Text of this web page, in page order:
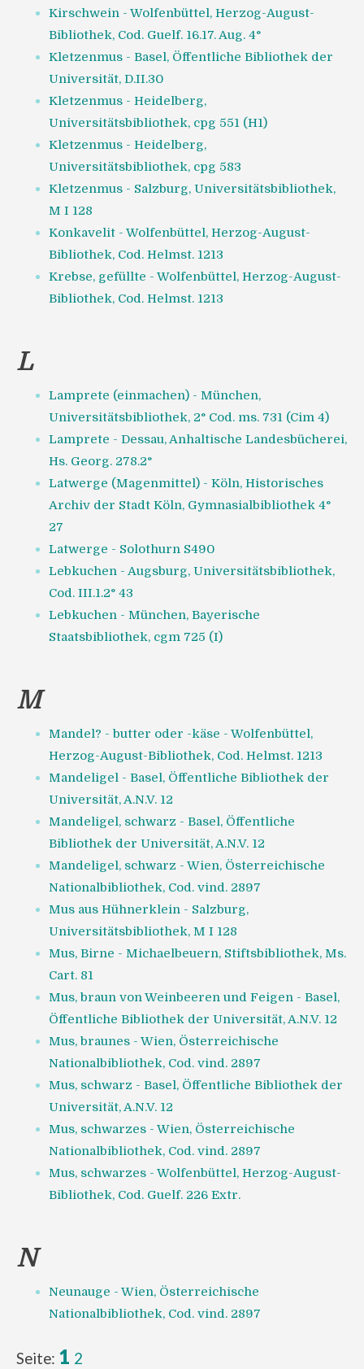
Kirschwein - Wolfenbüttel, Herzog-August-
Bibliothek, Cod. Guelf. 16.17. Aug. 4°
Kletzenmus - Basel, Öffentliche Bibliothek der
Universität, D.II.30
Kletzenmus - Heidelberg,
Universitätsbibliothek, cpg 551 (H1)
Kletzenmus - Heidelberg,
Universitätsbibliothek, cpg 583
Kletzenmus - Salzburg, Universitätsbibliothek,
M I 128
Konkavelit - Wolfenbüttel, Herzog-August-
Bibliothek, Cod. Helmst. 1213
Krebse, gefüllte - Wolfenbüttel, Herzog-August-
Bibliothek, Cod. Helmst. 1213
L
Lamprete (einmachen) - München,
Universitätsbibliothek, 2° Cod. ms. 731 (Cim 4)
Lamprete - Dessau, Anhaltische Landesbücherei,
Hs. Georg. 278.2°
Latwerge (Magenmittel) - Köln, Historisches
Archiv der Stadt Köln, Gymnasialbibliothek 4°
27
Latwerge - Solothurn S490
Lebkuchen - Augsburg, Universitätsbibliothek,
Cod. III.1.2° 43
Lebkuchen - München, Bayerische
Staatsbibliothek, cgm 725 (I)
M
Mandel? - butter oder -käse - Wolfenbüttel,
Herzog-August-Bibliothek, Cod. Helmst. 1213
Mandeligel - Basel, Öffentliche Bibliothek der
Universität, A.N.V. 12
Mandeligel, schwarz - Basel, Öffentliche
Bibliothek der Universität, A.N.V. 12
Mandeligel, schwarz - Wien, Österreichische
Nationalbibliothek, Cod. vind. 2897
Mus aus Hühnerklein - Salzburg,
Universitätsbibliothek, M I 128
Mus, Birne - Michaelbeuern, Stiftsbibliothek, Ms.
Cart. 81
Mus, braun von Weinbeeren und Feigen - Basel,
Öffentliche Bibliothek der Universität, A.N.V. 12
Mus, braunes - Wien, Österreichische
Nationalbibliothek, Cod. vind. 2897
Mus, schwarz - Basel, Öffentliche Bibliothek der
Universität, A.N.V. 12
Mus, schwarzes - Wien, Österreichische
Nationalbibliothek, Cod. vind. 2897
Mus, schwarzes - Wolfenbüttel, Herzog-August-
Bibliothek, Cod. Guelf. 226 Extr.
N
Neunauge - Wien, Österreichische
Nationalbibliothek, Cod. vind. 2897
Seite: 1 2